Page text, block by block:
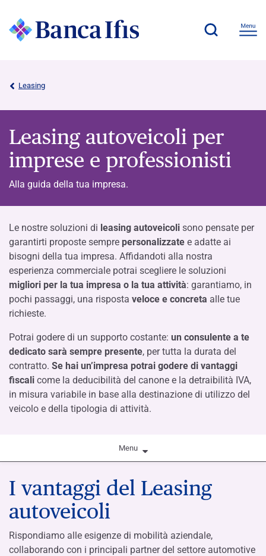
Leasing
Leasing autoveicoli per
imprese e professionisti
Alla guida della tua impresa.
Le nostre soluzioni di leasing autoveicoli sono pensate per
garantirti proposte sempre personalizzate e adatte ai
bisogni della tua impresa. Affidandoti alla nostra
esperienza commerciale potrai scegliere le soluzioni
migliori per la tua impresa o la tua attività: garantiamo, in
pochi passaggi, una risposta veloce e concreta alle tue
richieste.
Potrai godere di un supporto costante: un consulente a te
dedicato sarà sempre presente, per tutta la durata del
contratto. Se hai un’impresa potrai godere di vantaggi
fiscali come la deducibilità del canone e la detraibilità IVA,
in misura variabile in base alla destinazione di utilizzo del
veicolo e della tipologia di attività.
Menu
PREVENTIVO ONLINE
ASSICURAZIONE E SERVIZI
I vantaggi del Leasing
autoveicoli
Rispondiamo alle esigenze di mobilità aziendale,
collaborando con i principali partner del settore automotive